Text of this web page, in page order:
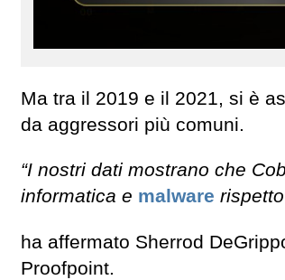
Ma tra il 2019 e il 2021, si è
da aggressori più comuni.
“I nostri dati mostrano che
informatica e malware
ha affermato Sherrod
Proofpoint.